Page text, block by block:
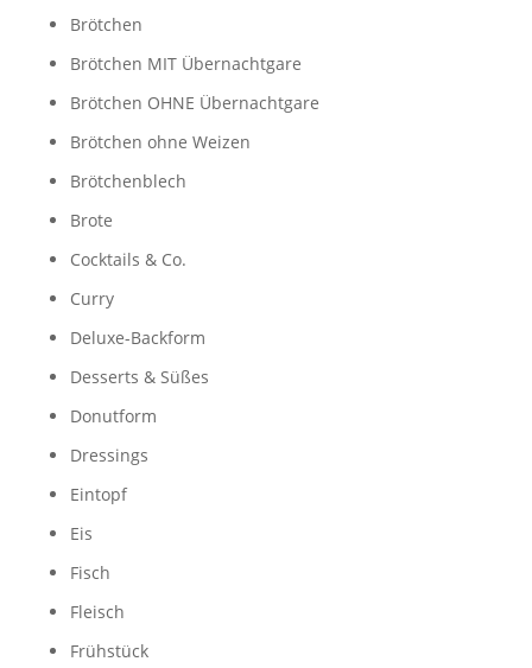
Brötchen
Brötchen MIT Übernachtgare
Brötchen OHNE Übernachtgare
Brötchen ohne Weizen
Brötchenblech
Brote
Cocktails & Co.
Curry
Deluxe-Backform
Desserts & Süßes
Donutform
Dressings
Eintopf
Eis
Fisch
Fleisch
Frühstück